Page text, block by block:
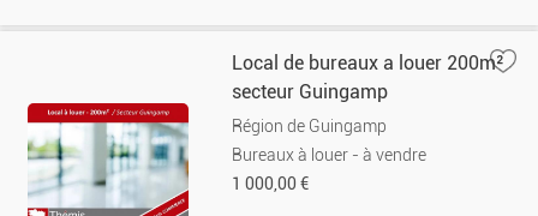
Local de bureaux a louer 200m²
secteur Guingamp
Région de Guingamp
Bureaux à louer - à vendre
1 000,00 €